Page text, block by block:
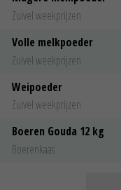
Zuivel weekprijzen
Volle melkpoeder
Zuivel weekprijzen
Weipoeder
Zuivel weekprijzen
Boeren Gouda 12 kg
Boerenkaas